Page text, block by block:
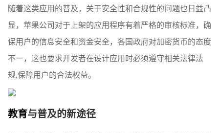
随着这类应用的普及，关于安全性和合规性的问题也日益凸
显，苹果公司对于上架的应用程序有着严格的审核标准，确
保用户的信息安全和资金安全，各国政府对加密货币的态度
不一，这也要求开发者在设计应用时必须遵守相关法律法
规,保障用户的合法权益。
教育与普及的新途径